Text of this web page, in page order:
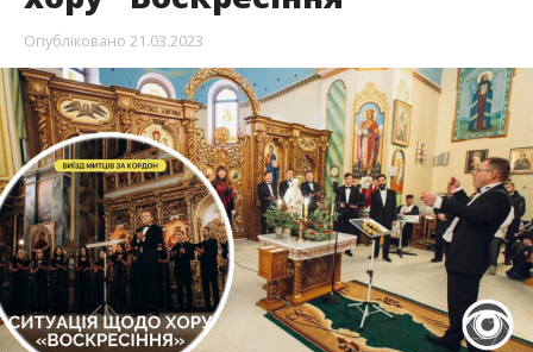
Опубліковано 21.03.2023